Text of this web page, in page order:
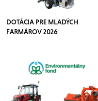
DOTÁCIA PRE MLADÝCH
FARMÁROV 2026